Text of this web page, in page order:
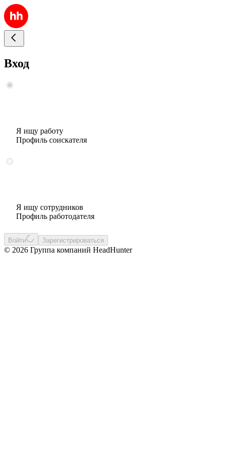
Вход
Я ищу работу
Профиль соискателя
Я ищу сотрудников
Профиль работодателя
Войти Зарегистрироваться
© 2026 Группа компаний HeadHunter